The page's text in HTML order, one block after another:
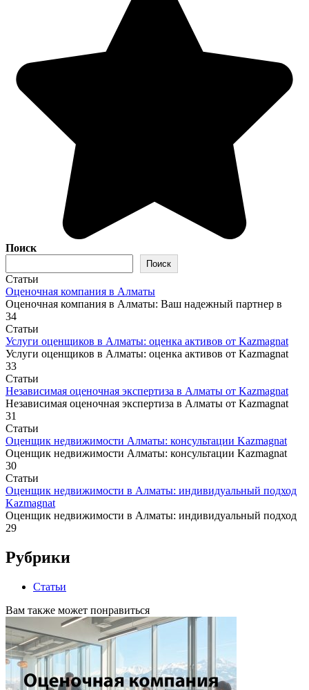
Поиск
Поиск
Статьи
Оценочная компания в Алматы
Оценочная компания в Алматы: Ваш надежный партнер в
34
Статьи
Услуги оценщиков в Алматы: оценка активов от Kazmagnat
Услуги оценщиков в Алматы: оценка активов от Kazmagnat
33
Статьи
Независимая оценочная экспертиза в Алматы от Kazmagnat
Независимая оценочная экспертиза в Алматы от Kazmagnat
31
Статьи
Оценщик недвижимости Алматы: консультации Kazmagnat
Оценщик недвижимости Алматы: консультации Kazmagnat
30
Статьи
Оценщик недвижимости в Алматы: индивидуальный подход
Kazmagnat
Оценщик недвижимости в Алматы: индивидуальный подход
29
Рубрики
Статьи
Вам также может понравиться